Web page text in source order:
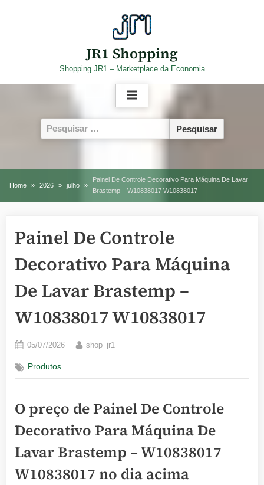
JR1 Shopping
Shopping JR1 – Marketplace da Economia
Pesquisar
por:
Home 2026 julho
Painel De Controle Decorativo Para Máquina De Lavar
Brastemp – W10838017 W10838017
Painel De Controle
Decorativo Para Máquina
De Lavar Brastemp –
W10838017 W10838017
Posted
05/07/2026 By
shop_jr1
Produtos
O preço de Painel De Controle
Decorativo Para Máquina De
Lavar Brastemp – W10838017
W10838017 no dia acima